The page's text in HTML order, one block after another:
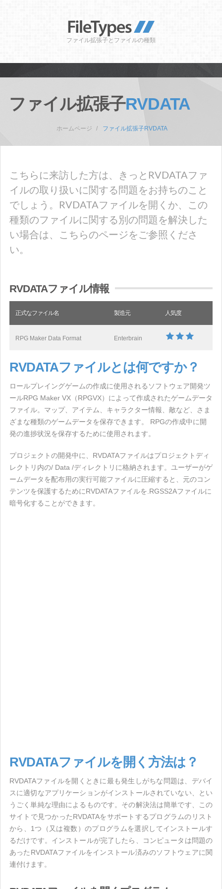
ファイル拡張子とファイルの種類
ファイル拡張子RVDATA
ホームページ ファイル拡張子RVDATA
こちらに来訪した方は、きっとRVDATAファ
イルの取り扱いに関する問題をお持ちのこと
でしょう。RVDATAファイルを開くか、この
種類のファイルに関する別の問題を解決した
い場合は、こちらのページをご参照くださ
い。
RVDATAファイル情報
正式なファイル名 製造元 人気度
RPG Maker Data Format Enterbrain
RVDATAファイルとは何ですか？
ロールプレイングゲームの作成に使用されるソフトウェア開発ツ
ールRPG Maker VX（RPGVX）によって作成されたゲームデータ
ファイル。マップ、アイテム、キャラクター情報、敵など、さま
ざまな種類のゲームデータを保存できます。 RPGの作成中に開
発の進捗状況を保存するために使用されます。
プロジェクトの開発中に、RVDATAファイルはプロジェクトディ
レクトリ内の/ Data /ディレクトリに格納されます。ユーザーがゲ
ームデータを配布用の実行可能ファイルに圧縮すると、元のコン
テンツを保護するためにRVDATAファイルを.RGSS2Aファイルに
暗号化することができます。
RVDATAファイルを開く方法は？
RVDATAファイルを開くときに最も発生しがちな問題は、デバイ
スに適切なアプリケーションがインストールされていない、とい
うごく単純な理由によるものです。その解決法は簡単です、この
サイトで見つかったRVDATAをサポートするプログラムのリスト
から、1つ（又は複数）のプログラムを選択してインストールす
るだけです。インストールが完了したら、コンピュータは問題の
あったRVDATAファイルをインストール済みのソフトウェアに関
連付けます。